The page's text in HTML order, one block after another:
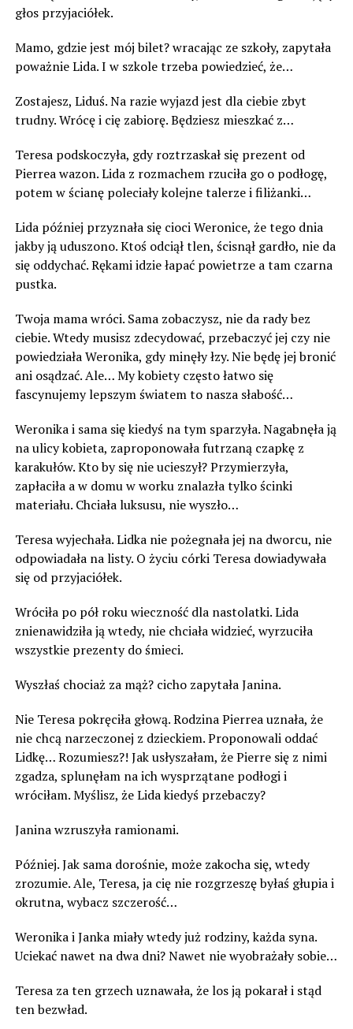
głos przyjaciółek.
Mamo, gdzie jest mój bilet? wracając ze szkoły, zapytała
poważnie Lida. I w szkole trzeba powiedzieć, że…
Zostajesz, Liduś. Na razie wyjazd jest dla ciebie zbyt
trudny. Wrócę i cię zabiorę. Będziesz mieszkać z…
Teresa podskoczyła, gdy roztrzaskał się prezent od
Pierrea wazon. Lida z rozmachem rzuciła go o podłogę,
potem w ścianę poleciały kolejne talerze i filiżanki…
Lida później przyznała się cioci Weronice, że tego dnia
jakby ją uduszono. Ktoś odciął tlen, ścisnął gardło, nie da
się oddychać. Rękami idzie łapać powietrze a tam czarna
pustka.
Twoja mama wróci. Sama zobaczysz, nie da rady bez
ciebie. Wtedy musisz zdecydować, przebaczyć jej czy nie
powiedziała Weronika, gdy minęły łzy. Nie będę jej bronić
ani osądzać. Ale… My kobiety często łatwo się
fascynujemy lepszym światem to nasza słabość…
Weronika i sama się kiedyś na tym sparzyła. Nagabnęła ją
na ulicy kobieta, zaproponowała futrzaną czapkę z
karakułów. Kto by się nie ucieszył? Przymierzyła,
zapłaciła a w domu w worku znalazła tylko ścinki
materiału. Chciała luksusu, nie wyszło…
Teresa wyjechała. Lidka nie pożegnała jej na dworcu, nie
odpowiadała na listy. O życiu córki Teresa dowiadywała
się od przyjaciółek.
Wróciła po pół roku wieczność dla nastolatki. Lida
znienawidziła ją wtedy, nie chciała widzieć, wyrzuciła
wszystkie prezenty do śmieci.
Wyszłaś chociaż za mąż? cicho zapytała Janina.
Nie Teresa pokręciła głową. Rodzina Pierrea uznała, że
nie chcą narzeczonej z dzieckiem. Proponowali oddać
Lidkę… Rozumiesz?! Jak usłyszałam, że Pierre się z nimi
zgadza, splunęłam na ich wysprzątane podłogi i
wróciłam. Myślisz, że Lida kiedyś przebaczy?
Janina wzruszyła ramionami.
Później. Jak sama dorośnie, może zakocha się, wtedy
zrozumie. Ale, Teresa, ja cię nie rozgrzeszę byłaś głupia i
okrutna, wybacz szczerość…
Weronika i Janka miały wtedy już rodziny, każda syna.
Uciekać nawet na dwa dni? Nawet nie wyobrażały sobie…
Teresa za ten grzech uznawała, że los ją pokarał i stąd
ten bezwład.